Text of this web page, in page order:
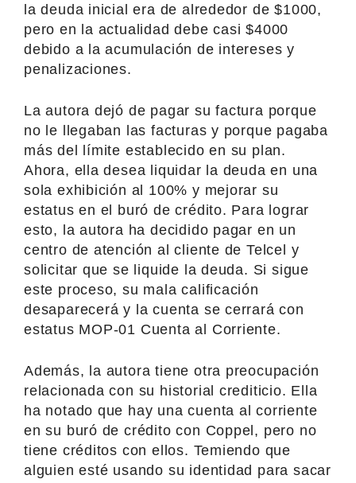
la deuda inicial era de alrededor de $1000,
pero en la actualidad debe casi $4000
debido a la acumulación de intereses y
penalizaciones.
La autora dejó de pagar su factura porque
no le llegaban las facturas y porque pagaba
más del límite establecido en su plan.
Ahora, ella desea liquidar la deuda en una
sola exhibición al 100% y mejorar su
estatus en el buró de crédito. Para lograr
esto, la autora ha decidido pagar en un
centro de atención al cliente de Telcel y
solicitar que se liquide la deuda. Si sigue
este proceso, su mala calificación
desaparecerá y la cuenta se cerrará con
estatus MOP-01 Cuenta al Corriente.
Además, la autora tiene otra preocupación
relacionada con su historial crediticio. Ella
ha notado que hay una cuenta al corriente
en su buró de crédito con Coppel, pero no
tiene créditos con ellos. Temiendo que
alguien esté usando su identidad para sacar